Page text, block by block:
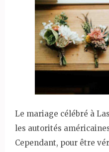
Le mariage célébré à
les autorités
Cependant, pour être